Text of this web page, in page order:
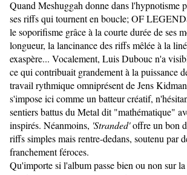
Quand Meshuggah donne dans l'hypnotisme
ses riffs qui tournent en boucle; OF
le soporifisme grâce à la courte durée de ses
longueur, la lancinance des riffs mêlée à la
exaspère... Vocalement, Luis Dubouc n'a
ce qui contribuait grandement à la puissance
travail rythmique omniprésent de Jens
s'impose ici comme un batteur créatif,
sentiers battus du Metal dit "mathématique"
inspirés. Néanmoins, 'Stranded'offre un bon
riffs simples mais rentre-dedans, soutenu par
franchement féroces.
Qu'importe si l'album passe bien ou non sur